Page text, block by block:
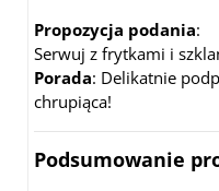
Propozycja podania:
Serwuj z frytkami i
Porada: Delikatnie
chrupiąca!
Podsumowanie